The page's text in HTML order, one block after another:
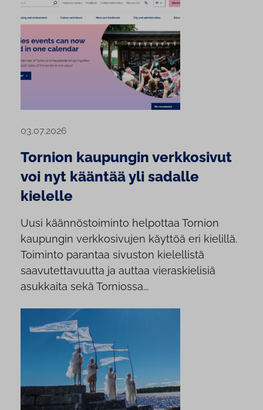
03.07.2026
Tornion kaupungin verkkosivut
voi nyt kääntää yli sadalle
kielelle
Uusi käännöstoiminto helpottaa Tornion
kaupungin verkkosivujen käyttöä eri kielillä.
Toiminto parantaa sivuston kielellistä
saavutettavuutta ja auttaa vieraskielisiä
asukkaita sekä Torniossa...